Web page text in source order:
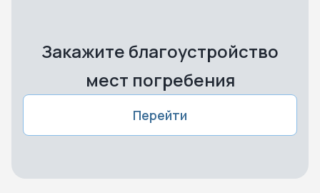
Закажите благоустройство
мест погребения
Перейти